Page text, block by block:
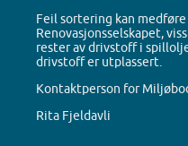
Feil sortering kan
Renovasjonsselskapet,
rester av drivstoff i
drivstoff er utplassert.
Kontaktperson for
Rita Fjeldavli